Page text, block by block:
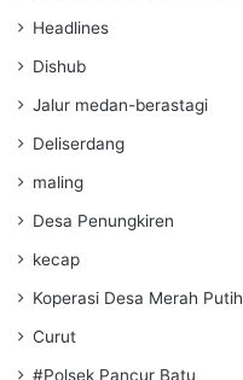
Headlines
Dishub
Jalur medan-berastagi
Deliserdang
maling
Desa Penungkiren
kecap
Koperasi Desa Merah Putih
Curut
#Polsek Pancur Batu